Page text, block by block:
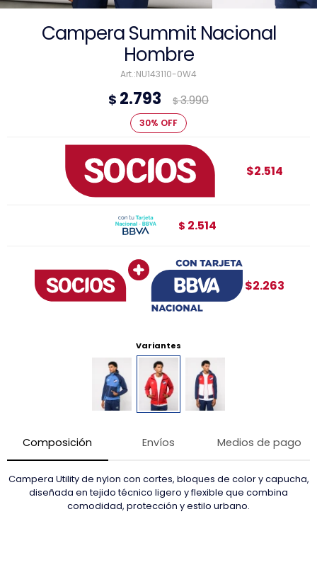
Campera Summit Nacional
Hombre
NU143110-0W4
$ 2.793 $3.990
30
$2.263
$2.514
$ 2.514
Variantes
Composición Envíos Medios de pago
Campera Utility de nylon con cortes, bloques de color y capucha,
diseñada en tejido técnico ligero y flexible que combina
comodidad, protección y estilo urbano.